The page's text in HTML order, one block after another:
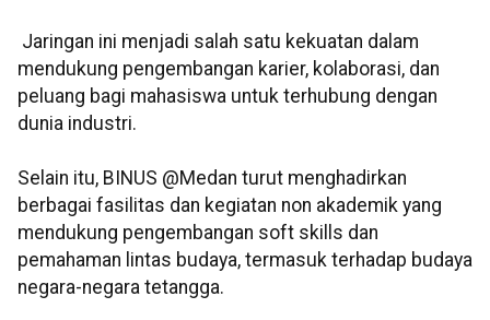
Jaringan ini menjadi salah satu kekuatan dalam
mendukung pengembangan karier, kolaborasi, dan
peluang bagi mahasiswa untuk terhubung dengan
dunia industri.
Selain itu, BINUS @Medan turut menghadirkan
berbagai fasilitas dan kegiatan non akademik yang
mendukung pengembangan soft skills dan
pemahaman lintas budaya, termasuk terhadap budaya
negara-negara tetangga.